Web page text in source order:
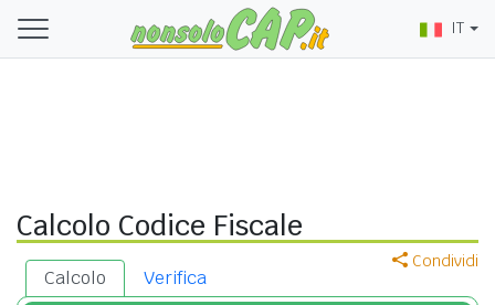
IT
Calcolo Codice Fiscale
Condividi
Calcolo Verifica